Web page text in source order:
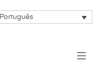
Português